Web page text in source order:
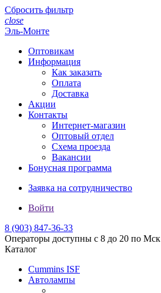
Сбросить фильтр
close
Эль-Монте
Оптовикам
Информация
Как заказать
Оплата
Доставка
Акции
Контакты
Интернет-магазин
Оптовый отдел
Схема проезда
Вакансии
Бонусная программа
Заявка на сотрудничество
Войти
8 (903) 847-36-33
Операторы доступны с 8 до 20 по Мск
Каталог
Cummins ISF
Автолампы